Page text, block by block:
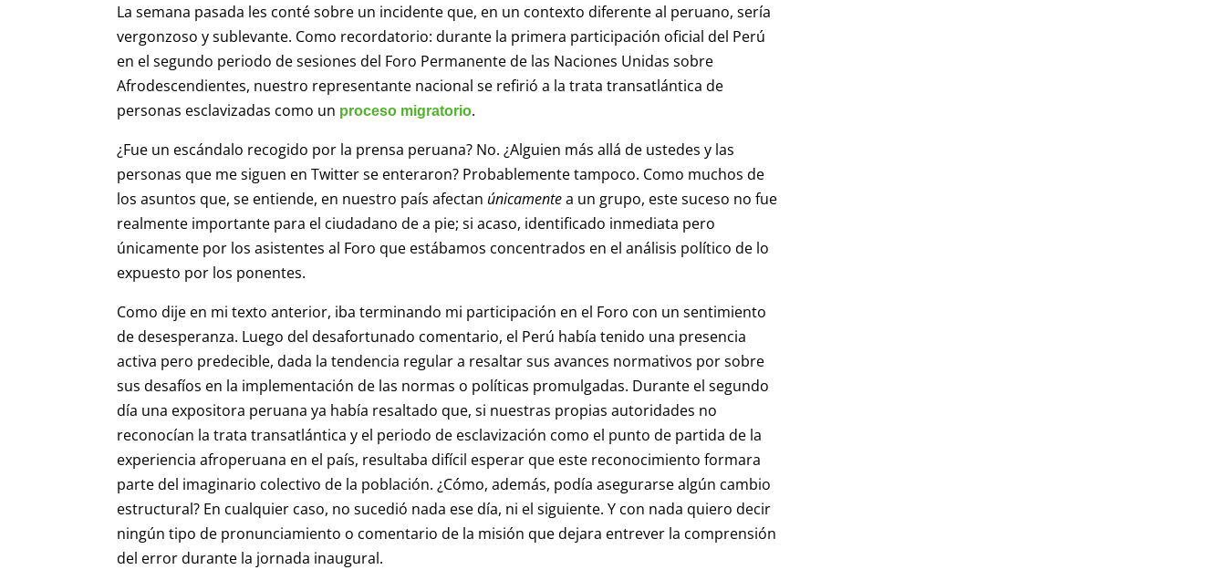
La semana pasada les conté sobre un incidente que, en un contexto diferente al peruano, sería
vergonzoso y sublevante. Como recordatorio: durante la primera participación oficial del Perú
en el segundo periodo de sesiones del Foro Permanente de las Naciones Unidas sobre
Afrodescendientes, nuestro representante nacional se refirió a la trata transatlántica de
personas esclavizadas como un proceso migratorio.
¿Fue un escándalo recogido por la prensa peruana? No. ¿Alguien más allá de ustedes y las
personas que me siguen en Twitter se enteraron? Probablemente tampoco. Como muchos de
los asuntos que, se entiende, en nuestro país afectan únicamentea un grupo, este suceso no fue
realmente importante para el ciudadano de a pie; si acaso, identificado inmediata pero
únicamente por los asistentes al Foro que estábamos concentrados en el análisis político de lo
expuesto por los ponentes.
Como dije en mi texto anterior, iba terminando mi participación en el Foro con un sentimiento
de desesperanza. Luego del desafortunado comentario, el Perú había tenido una presencia
activa pero predecible, dada la tendencia regular a resaltar sus avances normativos por sobre
sus desafíos en la implementación de las normas o políticas promulgadas. Durante el segundo
día una expositora peruana ya había resaltado que, si nuestras propias autoridades no
reconocían la trata transatlántica y el periodo de esclavización como el punto de partida de la
experiencia afroperuana en el país, resultaba difícil esperar que este reconocimiento formara
parte del imaginario colectivo de la población. ¿Cómo, además, podía asegurarse algún cambio
estructural? En cualquier caso, no sucedió nada ese día, ni el siguiente. Y con nada quiero decir
ningún tipo de pronunciamiento o comentario de la misión que dejara entrever la comprensión
del error durante la jornada inaugural.